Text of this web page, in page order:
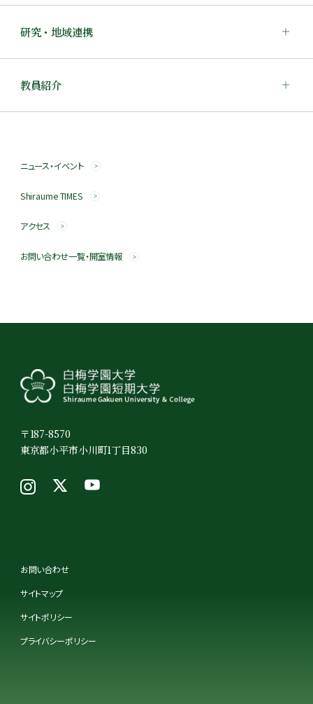
研究・地域連携
教員紹介
ニュース・イベント
Shiraume TIMES
アクセス
お問い合わせ一覧・開室情報
〒187-8570
東京都小平市小川町1丁目830
お問い合わせ
サイトマップ
サイトポリシー
プライバシーポリシー